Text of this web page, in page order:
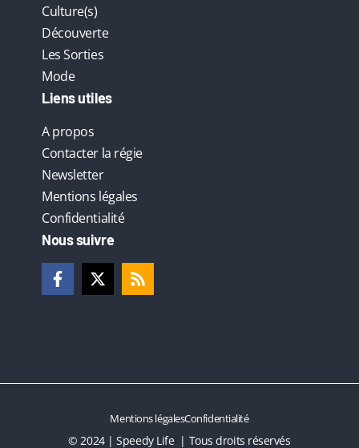
Culture(s)
Découverte
Les Sorties
Mode
Liens utiles
A propos
Contacter la régie
Newsletter
Mentions légales
Confidentialité
Nous suivre
© 2024 | Speedy Life | Tous droits réservés
Mentions légalesConfidentialité